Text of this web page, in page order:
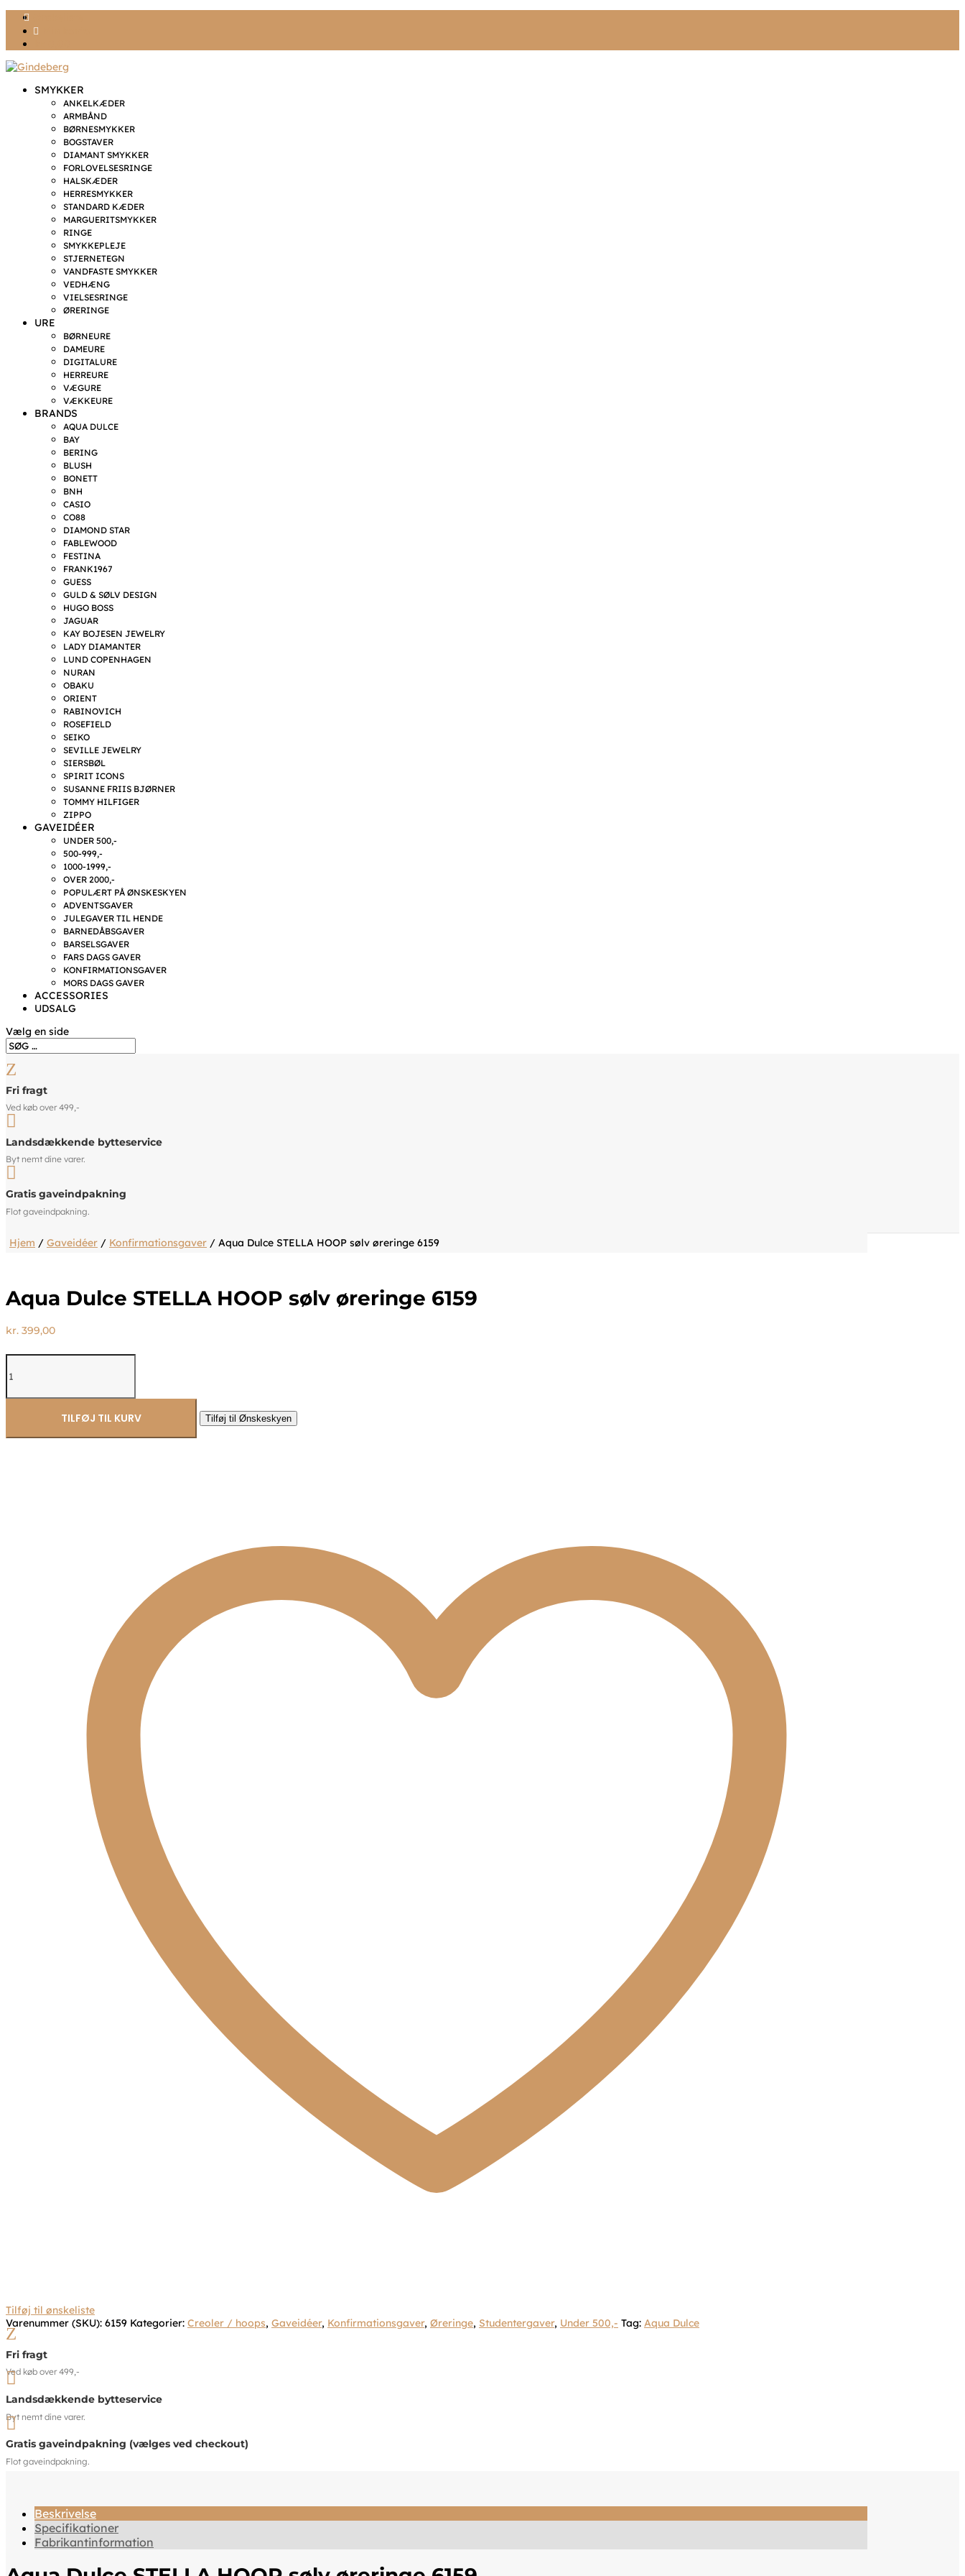
SMYKKER
ANKELKÆDER
ARMBÅND
BØRNESMYKKER
BOGSTAVER
DIAMANT SMYKKER
FORLOVELSESRINGE
HALSKÆDER
HERRESMYKKER
STANDARD KÆDER
MARGUERITSMYKKER
RINGE
SMYKKEPLEJE
STJERNETEGN
VANDFASTE SMYKKER
VEDHÆNG
VIELSESRINGE
ØRERINGE
URE
BØRNEURE
DAMEURE
DIGITALURE
HERREURE
VÆGURE
VÆKKEURE
BRANDS
AQUA DULCE
BAY
BERING
BLUSH
BONETT
BNH
CASIO
CO88
DIAMOND STAR
FABLEWOOD
FESTINA
FRANK1967
GUESS
GULD & SØLV DESIGN
HUGO BOSS
JAGUAR
KAY BOJESEN JEWELRY
LADY DIAMANTER
LUND COPENHAGEN
NURAN
OBAKU
ORIENT
RABINOVICH
ROSEFIELD
SEIKO
SEVILLE JEWELRY
SIERSBØL
SPIRIT ICONS
SUSANNE FRIIS BJØRNER
TOMMY HILFIGER
ZIPPO
GAVEIDÉER
UNDER 500,-
500-999,-
1000-1999,-
OVER 2000,-
POPULÆRT PÅ ØNSKESKYEN
ADVENTSGAVER
JULEGAVER TIL HENDE
BARNEDÅBSGAVER
BARSELSGAVER
FARS DAGS GAVER
KONFIRMATIONSGAVER
MORS DAGS GAVER
ACCESSORIES
UDSALG
Vælg en side
Z
Fri fragt
Ved køb over 499,-

Landsdækkende bytteservice
Byt nemt dine varer.

Gratis gaveindpakning
Flot gaveindpakning.
Hjem / Gaveidéer / Konfirmationsgaver / Aqua Dulce STELLA HOOP sølv øreringe 6159
Aqua Dulce STELLA HOOP sølv øreringe 6159
kr. 399,00
Aqua
Dulce
HOOP
6159
TILFØJ TIL KURV Tilføj til Ønskeskyen
Tilføj til ønskeliste
Varenummer (SKU): 6159 Kategorier: Creoler / hoops, Gaveidéer, Konfirmationsgaver, Øreringe, Studentergaver, Under 500,- Tag: Aqua Dulce
Z
Fri fragt
Ved køb over 499,-

Landsdækkende bytteservice
Byt nemt dine varer.

Gratis gaveindpakning (vælges ved checkout)
Flot gaveindpakning.
Beskrivelse
Specifikationer
Fabrikantinformation